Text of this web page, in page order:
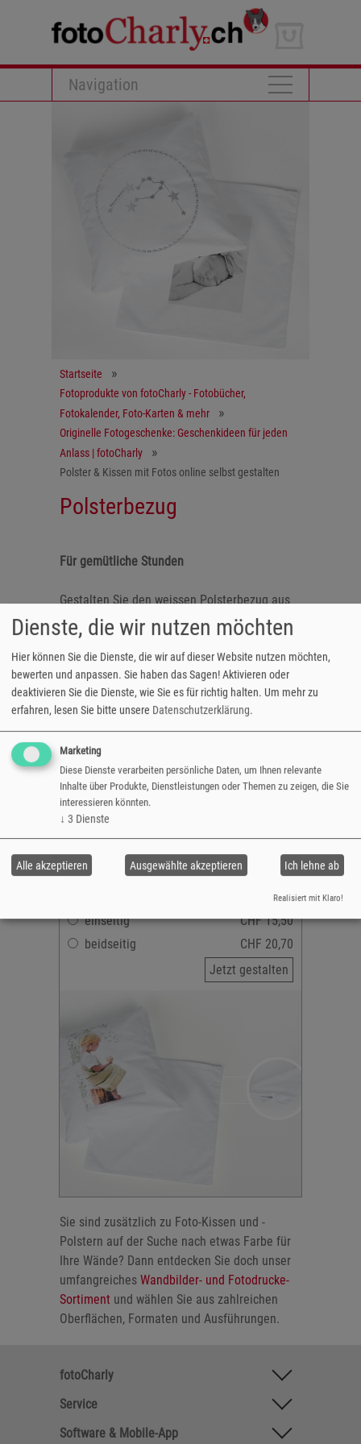
Navigation
Startseite
Fotoprodukte von fotoCharly - Fotobücher,
Fotokalender, Foto-Karten & mehr
Originelle Fotogeschenke: Geschenkideen für jeden
Anlass | fotoCharly
Polster & Kissen mit Fotos online selbst gestalten
Polsterbezug
Für gemütliche Stunden
Gestalten Sie den weissen Polsterbezug aus
pflegeleichter Baumwolle mit einem Foto oder
einer Motiv-Vorlage Ihrer Wahl. Je nach
Geschmack können beide Kissenseiten hoch
oder quer bedruckt werden.Achtung: Es
handelt sich hierbei nur um den Kissenbezug
ohne Füllung!
Grösse: 40 x 40 cm
Material: 100% Baumwolle
mit Reissverschluss
1- oder beidseitig bedruckbar
Bedruckbare Fläche: max. 19,8 x 28 cm
versandfertig in 2-5 Tagen
einseitig
CHF 15,50
beidseitig
CHF 20,70
Jetzt gestalten
Sie sind zusätzlich zu Foto-Kissen und -
Polstern auf der Suche nach etwas Farbe für
Ihre Wände? Dann entdecken Sie doch unser
umfangreiches Wandbilder- und Fotodrucke-
Sortiment und wählen Sie aus zahlreichen
Oberflächen, Formaten und Ausführungen.
fotoCharly
Service
Software & Mobile-App
Dienste, die wir nutzen möchten
Hier können Sie die Dienste, die wir auf dieser Website nutzen möchten,
bewerten und anpassen. Sie haben das Sagen! Aktivieren oder
deaktivieren Sie die Dienste, wie Sie es für richtig halten. Um mehr zu
erfahren, lesen Sie bitte unsere Datenschutzerklärung.
Marketing
Diese Dienste verarbeiten persönliche Daten, um Ihnen relevante
Inhalte über Produkte, Dienstleistungen oder Themen zu zeigen, die Sie
interessieren könnten.
↓ 3 Dienste
Ich lehne ab
Ausgewählte akzeptieren
Alle akzeptieren
Realisiert mit Klaro!